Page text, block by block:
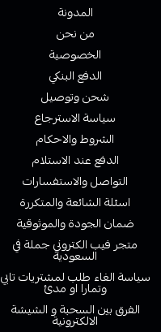
المدونة
من نحن
الخصوصية
الدفع البنكي
شحن وتوصيل
سياسة الاسترجاع
الشروط والاحكام
الدفع عند الاستلام
التواصل والاستفسارات
اسئلة الشائعة والمتكررة
ضمان الجودة والموثوقية
متجر فيب الكتروني جملة في
السعودية
سياسة الغاء طلب لمشتريات تابي
وتمارا او مدئ
الفرق بين السحبة و الشيشة
الالكترونية